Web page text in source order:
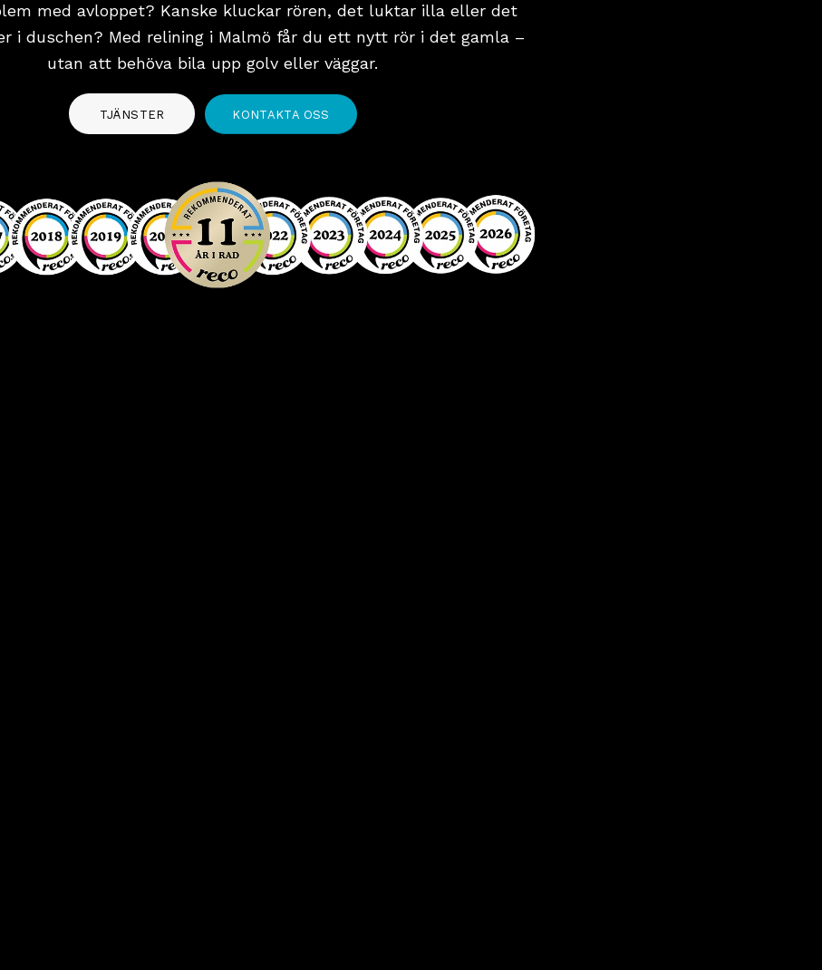
med avloppet? Kanske kluckar rören, det luktar illa eller det
i duschen? Med relining i Malmö får du ett nytt rör i det gamla –
utan att behöva bila upp golv eller väggar.
TJÄNSTER KONTAKTA OSS